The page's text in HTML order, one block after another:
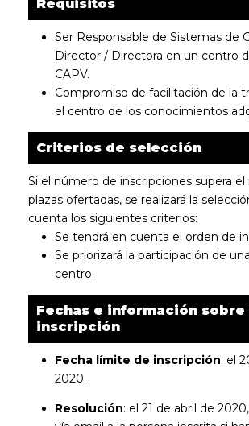
Requisitos
Ser Responsable de Sistemas de
Director / Directora en un centro
CAPV.
Compromiso de facilitación de la
el centro de los conocimientos
Criterios de selección
Si el número de inscripciones supera
plazas ofertadas, se realizará la
cuenta los siguientes criterios:
Se tendrá en cuenta el orden de
Se priorizará la participación de
centro.
Fechas e información sobre
inscripción
Fecha límite de inscripción: el
2020.
Resolución: el 21 de abril de